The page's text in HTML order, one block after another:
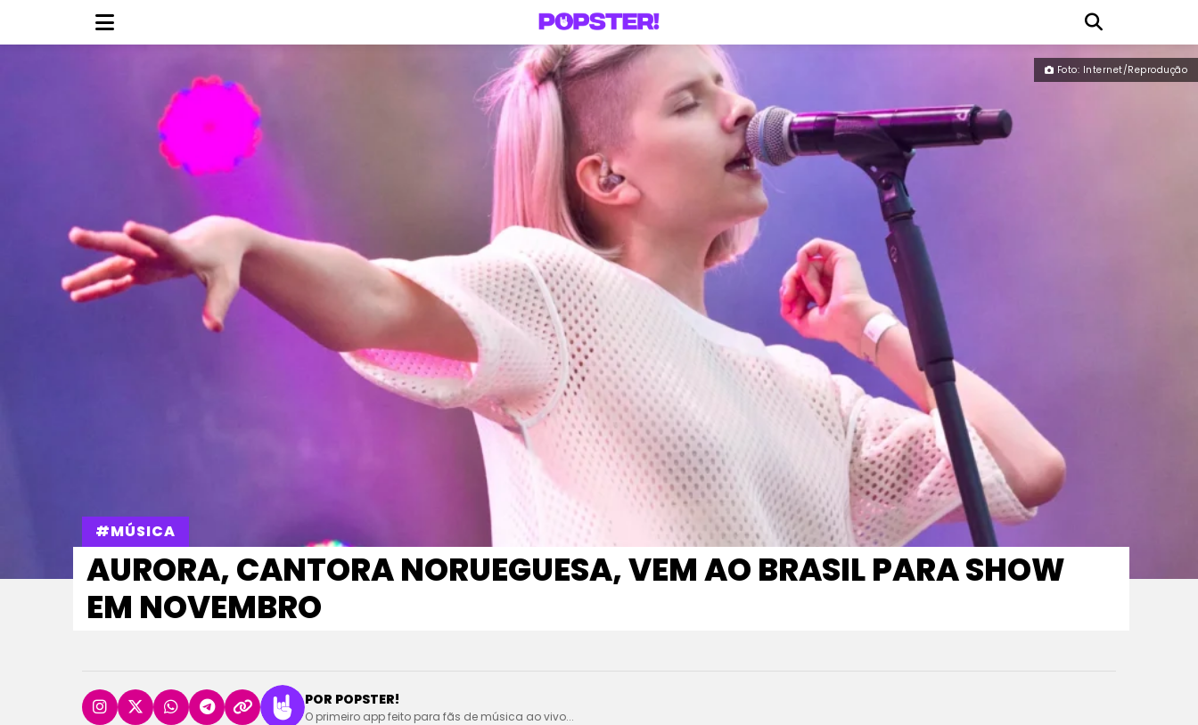
Foto: Internet/Reprodução
#MÚSICA
AURORA, CANTORA NORUEGUESA, VEM AO BRASIL PARA SHOW
EM NOVEMBRO
POR POPSTER!
O primeiro app feito para fãs de música ao vivo...